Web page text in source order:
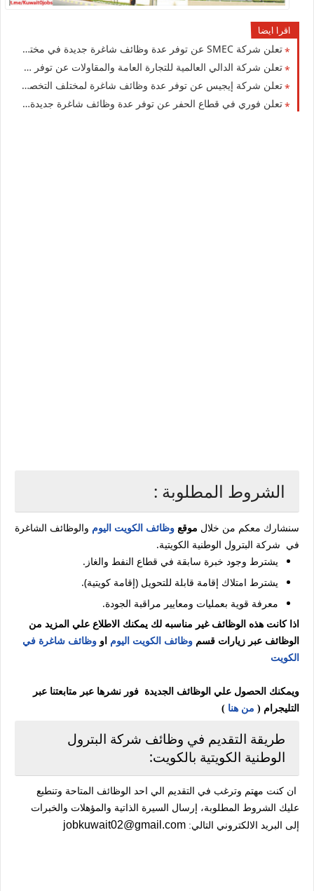
اقرا ايضا
تعلن شركة ‏SMEC عن توفر عدة وظائف شاغرة جديدة في مختلف التخصصات في الكويت لعام 2026
تعلن شركة الدالي العالمية للتجارة العامة والمقاولات عن توفر عدة وظائف شاغرة جديدة للوافدين والمقيمين في الكويت
تعلن شركة إيجيس عن توفر عدة وظائف شاغرة لمختلف التخصصات للرجال والنساء بالكويت
تعلن فوري في قطاع الحفر عن توفر عدة وظائف شاغرة جديدة في مختلف التخصصات للجنسيين في الكويت
الشروط المطلوبة :
سنشارك معكم من خلال موقع وظائف الكويت اليوم والوظائف الشاغرة
في شركة البترول الوطنية الكويتية.
يشترط وجود خبرة سابقة في قطاع النفط والغاز.
يشترط امتلاك إقامة قابلة للتحويل (إقامة كويتية).
معرفة قوية بعمليات ومعايير مراقبة الجودة.
اذا كانت هذه الوظائف غير مناسبه لك يمكنك الاطلاع علي المزيد من
الوظائف عبر زيارات قسم وظائف الكويت اليوم او وظائف شاغرة في
الكويت
ويمكنك الحصول علي الوظائف الجديدة فور نشرها عبر متابعتنا عبر
التليجرام ( من هنا )
طريقة التقديم في وظائف شركة البترول
الوطنية الكويتية بالكويت:
ان كنت مهتم وترغب في التقديم الي احد الوظائف المتاحة وتنطبع
عليك الشروط المطلوبة، إرسال السيرة الذاتية والمؤهلات والخبرات
إلى البريد الالكتروني التالي: jobkuwait02@gmail.com